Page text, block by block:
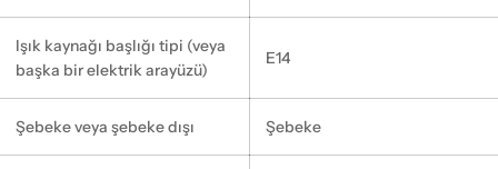
Işık kaynağı başlığı tipi (veya
başka bir elektrik arayüzü)
E14
Şebeke veya şebeke dışı Şebeke